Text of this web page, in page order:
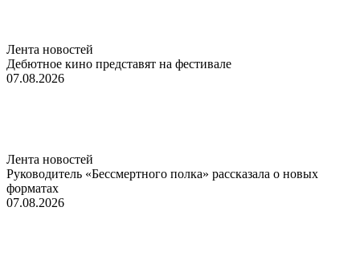
Лента новостей
Дебютное кино представят на фестивале
07.08.2026
Лента новостей
Руководитель «Бессмертного полка» рассказала о новых
форматах
07.08.2026